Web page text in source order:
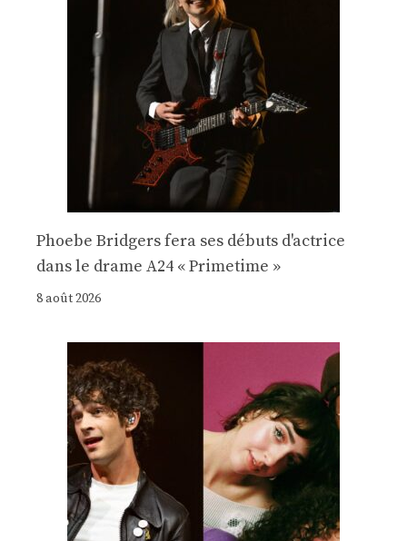
Phoebe Bridgers fera ses débuts d'actrice
dans le drame A24 « Primetime »
8 août 2026